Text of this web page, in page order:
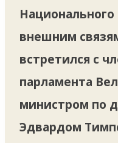
внешним
встретился с
парламента
министром по
Эдвардом